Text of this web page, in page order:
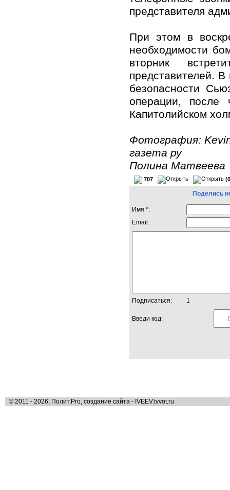
представителя
При этом в
необходимости
вторник
представителей. В
безопасности
операции, после
Капитолийском
Фотография:
газета ру
Полина Матвеева
707
Поделись
Имя *:
Email:
Подписаться: 1
Введи код:
© 2011 - 2026, Полит.Pro, создание сайта - IVEEV.tvvot.ru